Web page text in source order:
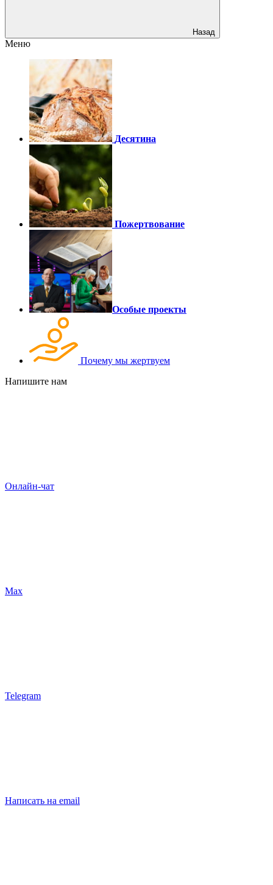
Назад
Меню
Десятина
Пожертвование
Особые проекты
Почему мы жертвуем
Напишите нам
Онлайн-чат
Max
Telegram
Написать на email